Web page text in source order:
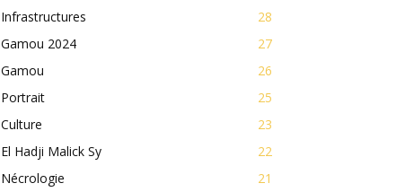
Infrastructures
28
Gamou 2024
27
Gamou
26
Portrait
25
Culture
23
El Hadji Malick Sy
22
Nécrologie
21